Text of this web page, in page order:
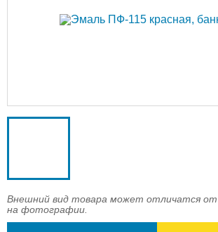
Внешний вид товара может отличатся от
на фотографии.